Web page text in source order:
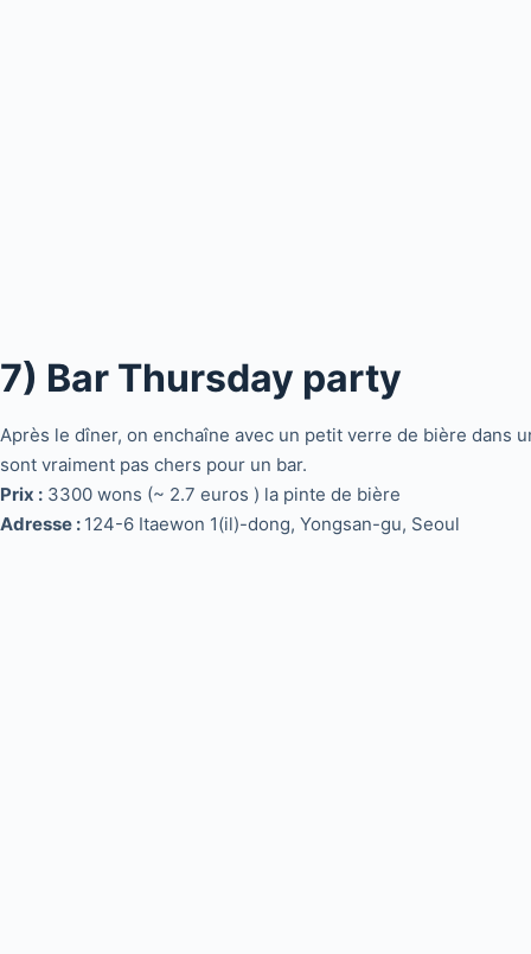
7) Bar Thursday party
Après le dîner, on enchaîne avec un petit verre de bière dans
sont vraiment pas chers pour un bar.
Prix : 3300 wons (~ 2.7 euros ) la pinte de bière
Adresse : 124-6 Itaewon 1(il)-dong, Yongsan-gu, Seoul